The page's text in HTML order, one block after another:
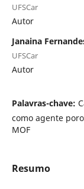
UFSCar
Autor
Janaina
UFSCar
Autor
Palavras-chave:
como agente
MOF
Resumo